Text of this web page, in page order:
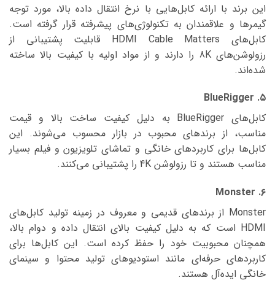
این برند با ارائه کابل‌هایی با نرخ انتقال داده بالا، مورد توجه
گیمرها و علاقمندان به تکنولوژی‌های پیشرفته قرار گرفته است.
کابل‌های HDMI Cable Matters قابلیت پشتیبانی از
رزولوشن‌های 8K را دارند و از مواد اولیه با کیفیت بالا ساخته
شده‌اند.
۵. BlueRigger
کابل‌های BlueRigger به دلیل کیفیت ساخت بالا و قیمت
مناسب، از برندهای محبوب در بازار محسوب می‌شوند. این
کابل‌ها برای کاربردهای خانگی و تماشای تلویزیون و فیلم بسیار
مناسب هستند و تا رزولوشن 4K را پشتیبانی می‌کنند.
۶. Monster
Monster از برندهای قدیمی و معروف در زمینه تولید کابل‌های
HDMI است که به دلیل کیفیت بالای انتقال داده و دوام بالا،
همچنان محبوبیت خود را حفظ کرده است. این کابل‌ها برای
کاربردهای حرفه‌ای مانند استودیوهای تولید محتوا و سینمای
خانگی ایده‌آل هستند.